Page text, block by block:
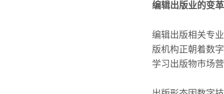
编辑出版业的变革
编辑出版相关专
版机构正朝着数
学习出版物市场